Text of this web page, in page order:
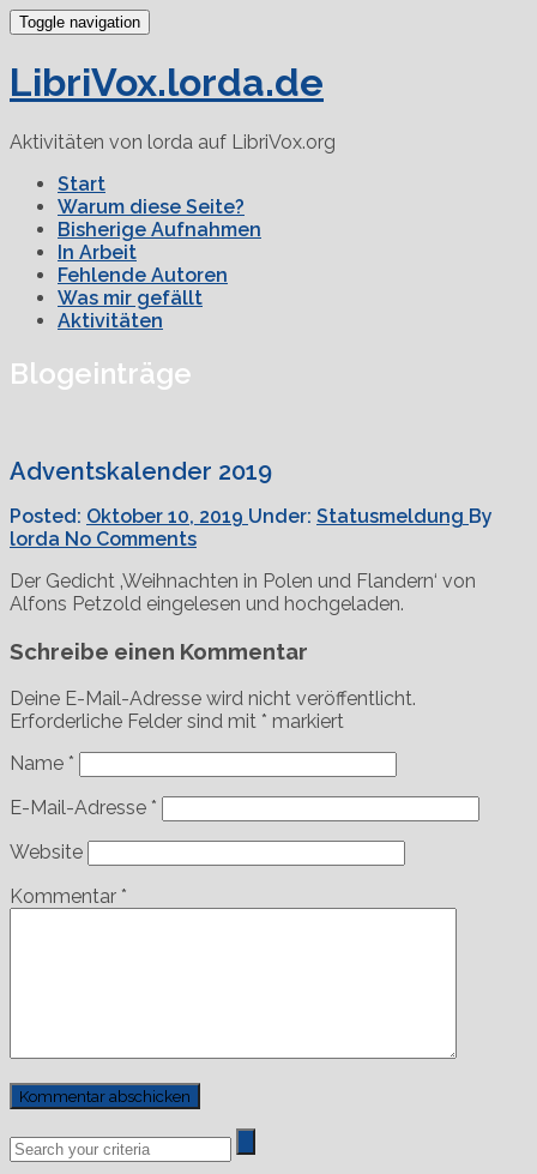
Toggle navigation
LibriVox.lorda.de
Aktivitäten von lorda auf LibriVox.org
Start
Warum diese Seite?
Bisherige Aufnahmen
In Arbeit
Fehlende Autoren
Was mir gefällt
Aktivitäten
Blogeinträge
Adventskalender 2019
Posted: Oktober 10, 2019 Under: Statusmeldung By
lorda No Comments
Der Gedicht ‚Weihnachten in Polen und Flandern‘ von
Alfons Petzold eingelesen und hochgeladen.
Schreibe einen Kommentar
Deine E-Mail-Adresse wird nicht veröffentlicht.
Erforderliche Felder sind mit * markiert
Name *
E-Mail-Adresse *
Website
Kommentar *
Previous
Post
Next
Post